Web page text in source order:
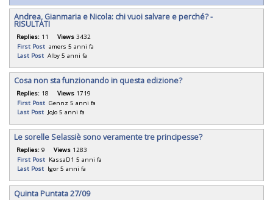
Andrea, Gianmaria e Nicola: chi vuoi salvare e perché? -
RISULTATI
Replies: 11 Views 3432
First Post amers 5 anni fa
Last Post Alby 5 anni fa
Cosa non sta funzionando in questa edizione?
Replies: 18 Views 1719
First Post Gennz 5 anni fa
Last Post JoJo 5 anni fa
Le sorelle Selassiè sono veramente tre principesse?
Replies: 9 Views 1283
First Post KassaD1 5 anni fa
Last Post Igor 5 anni fa
Quinta Puntata 27/09